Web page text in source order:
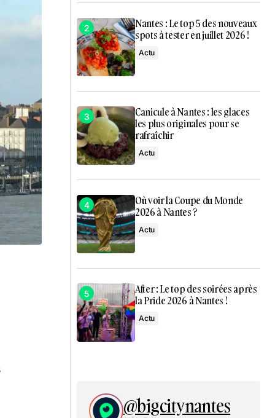
Nantes : Le top 5 des nouveaux
spots à tester en juillet 2026 !
Actu
Canicule à Nantes : les glaces
les plus originales pour se
rafraîchir
Actu
Où voir la Coupe du Monde
2026 à Nantes ?
Actu
After : Le top des soirées après
la Pride 2026 à Nantes !
Actu
@bigcitynantes